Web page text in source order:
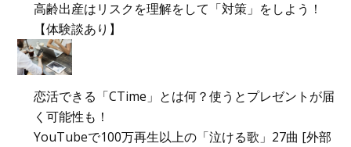
高齢出産はリスクを理解をして「対策」をしよう！
【体験談あり】
恋活できる「CTime」とは何？使うとプレゼントが届
く可能性も！
YouTubeで100万再生以上の「泣ける歌」27曲 [外部